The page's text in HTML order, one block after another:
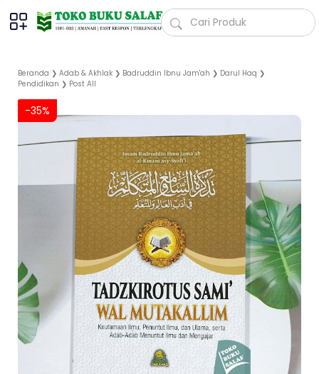
Beranda ❯ Adab & Akhlak ❯ Badruddin Ibnu Jam'ah ❯ Darul Haq ❯
Pendidikan ❯ Post All
-35%